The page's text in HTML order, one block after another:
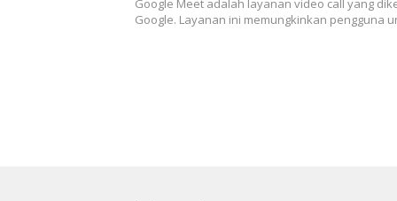
Google Meet adalah layanan video call yang
Google. Layanan ini memungkinkan pengguna